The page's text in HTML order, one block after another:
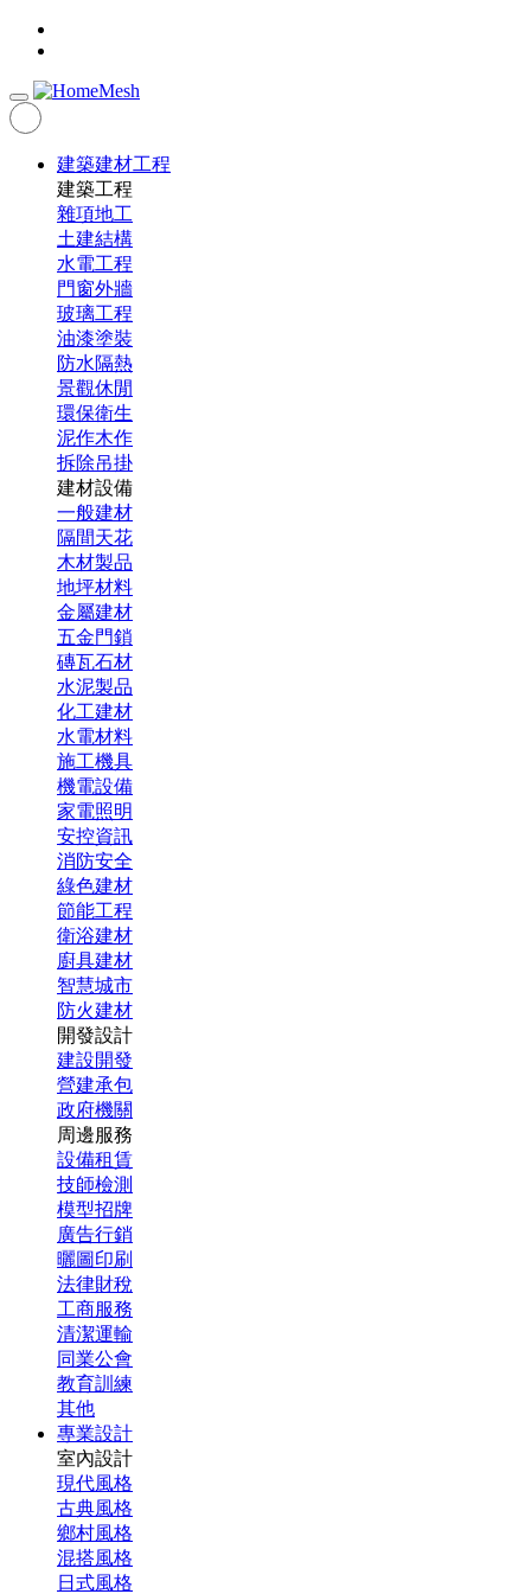
建築建材工程
建築工程
雜項地工
土建結構
水電工程
門窗外牆
玻璃工程
油漆塗裝
防水隔熱
景觀休閒
環保衛生
泥作木作
拆除吊掛
建材設備
一般建材
隔間天花
木材製品
地坪材料
金屬建材
五金門鎖
磚瓦石材
水泥製品
化工建材
水電材料
施工機具
機電設備
家電照明
安控資訊
消防安全
綠色建材
節能工程
衛浴建材
廚具建材
智慧城市
防火建材
開發設計
建設開發
營建承包
政府機關
周邊服務
設備租賃
技師檢測
模型招牌
廣告行銷
曬圖印刷
法律財稅
工商服務
清潔運輸
同業公會
教育訓練
其他
專業設計
室內設計
現代風格
古典風格
鄉村風格
混搭風格
日式風格